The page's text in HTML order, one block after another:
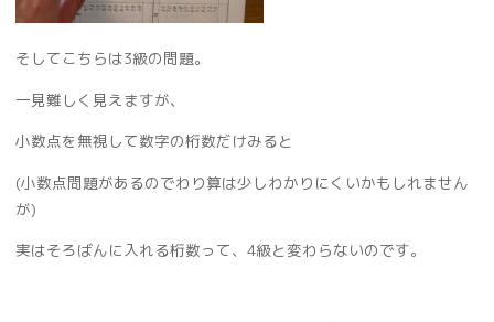
そしてこちらは3級の問題。
一見難しく見えますが、
小数点を無視して数字の桁数だけみると
(小数点問題があるのでわり算は少しわかりにくいかもしれません
が)
実はそろばんに入れる桁数って、4級と変わらないのです。